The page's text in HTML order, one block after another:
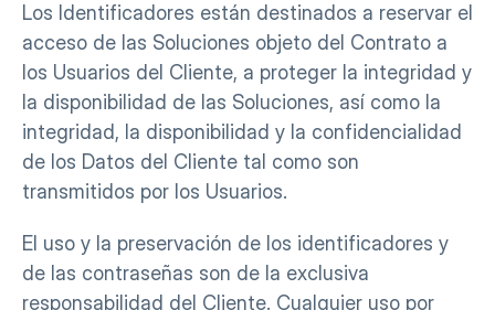
Los Identificadores están destinados a reservar el
acceso de las Soluciones objeto del Contrato a
los Usuarios del Cliente, a proteger la integridad y
la disponibilidad de las Soluciones, así como la
integridad, la disponibilidad y la confidencialidad
de los Datos del Cliente tal como son
transmitidos por los Usuarios.
El uso y la preservación de los identificadores y
de las contraseñas son de la exclusiva
responsabilidad del Cliente. Cualquier uso por